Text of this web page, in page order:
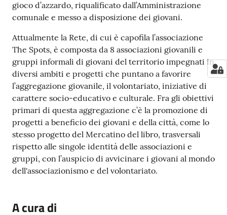
gioco d’azzardo, riqualificato dall’Amministrazione
comunale e messo a disposizione dei giovani.
Attualmente la Rete, di cui è capofila l’associazione
The Spots, è composta da 8 associazioni giovanili e
gruppi informali di giovani del territorio impegnati in
diversi ambiti e progetti che puntano a favorire
l’aggregazione giovanile, il volontariato, iniziative di
carattere socio-educativo e culturale. Fra gli obiettivi
primari di questa aggregazione c’è la promozione di
progetti a beneficio dei giovani e della città, come lo
stesso progetto del Mercatino del libro, trasversali
rispetto alle singole identità delle associazioni e
gruppi, con l’auspicio di avvicinare i giovani al mondo
dell'associazionismo e del volontariato.
A cura di